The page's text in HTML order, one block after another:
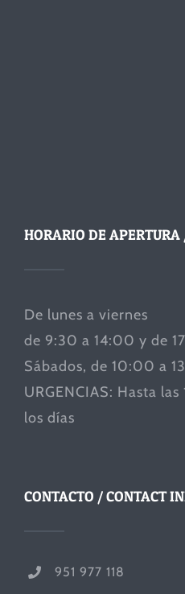
HORARIO DE
De lunes a viernes
de 9:30 a 14:00 y de
Sábados, de 10:00 a
URGENCIAS: Hasta
los días
CONTACTO / CONTACT
951 977 118